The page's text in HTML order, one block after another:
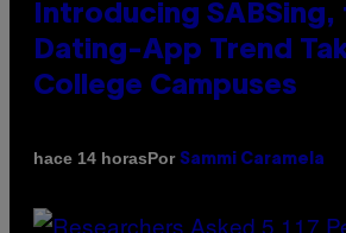
Introducing
Dating-App Trend
College Campuses
hace 14 horasPor Sammi Caramela